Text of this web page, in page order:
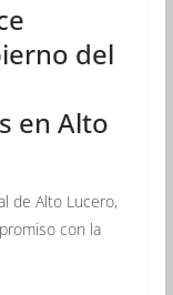
del
en Alto
de Alto Lucero,
con la